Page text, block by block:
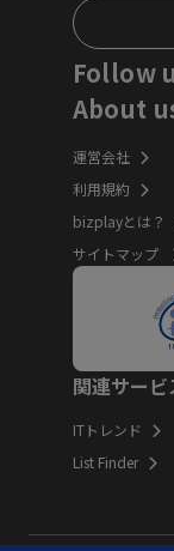
Follow
About
運営会社
利用規約
bizplayとは？
サイトマップ
関連サー
ITトレンド
List Finder